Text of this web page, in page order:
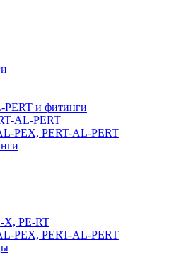
PERT и фитинги
AL-PERT
PEX, PERT-AL-PERT
X, PE-RT
PEX, PERT-AL-PERT